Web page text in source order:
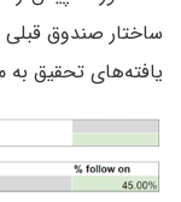
ساختار صندوق
یافته‌های تحقیق به